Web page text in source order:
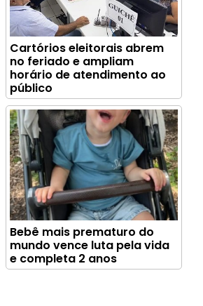
Cartórios eleitorais abrem
no feriado e ampliam
horário de atendimento ao
público
Bebê mais prematuro do
mundo vence luta pela vida
e completa 2 anos